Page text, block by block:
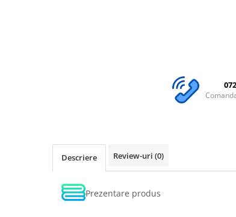
Descriere Review-uri (0)
Prezentare produs